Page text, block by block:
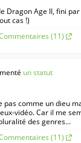
Dragon Age II, fini
cas !)
(11)
un statut
pas comme un dieu
vidéo. Car il me
des genres...
(11)